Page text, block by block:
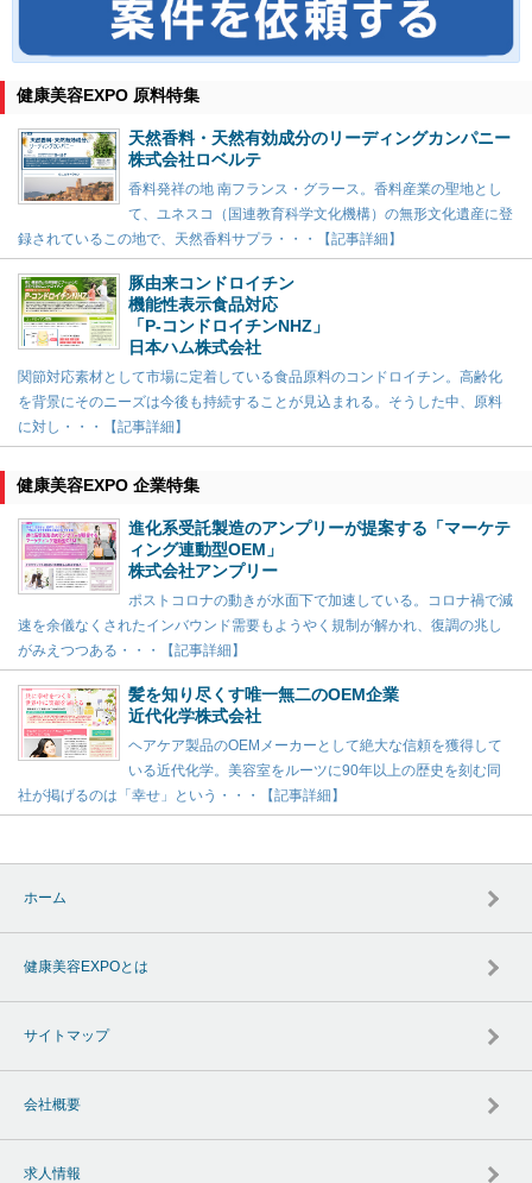
健康美容EXPO 原料特集
天然香料・天然有効成分のリーディングカンパニー
株式会社ロベルテ
香料発祥の地 南フランス・グラース。香料産業の聖地とし
て、ユネスコ（国連教育科学文化機構）の無形文化遺産に登
録されているこの地で、天然香料サプラ・・・【記事詳細】
豚由来コンドロイチン
機能性表示食品対応
「P-コンドロイチンNHZ」
日本ハム株式会社
関節対応素材として市場に定着している食品原料のコンドロイチン。高齢化
を背景にそのニーズは今後も持続することが見込まれる。そうした中、原料
に対し・・・【記事詳細】
健康美容EXPO 企業特集
進化系受託製造のアンプリーが提案する「マーケテ
ィング連動型OEM」
株式会社アンプリー
ポストコロナの動きが水面下で加速している。コロナ禍で減
速を余儀なくされたインバウンド需要もようやく規制が解かれ、復調の兆し
がみえつつある・・・【記事詳細】
髪を知り尽くす唯一無二のOEM企業
近代化学株式会社
ヘアケア製品のOEMメーカーとして絶大な信頼を獲得して
いる近代化学。美容室をルーツに90年以上の歴史を刻む同
社が掲げるのは「幸せ」という・・・【記事詳細】
ホーム
健康美容EXPOとは
サイトマップ
会社概要
求人情報